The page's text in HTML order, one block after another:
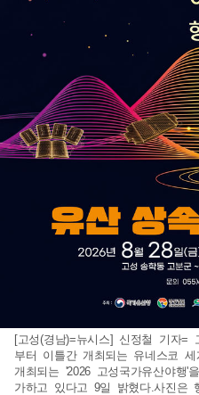
[고성(경남)=뉴시스] 신정철 기자=
부터 이틀간 개최되는 유네스코
개최되는 '2026 고성국가유산야행
가하고 있다고 9일 밝혔다.사진은